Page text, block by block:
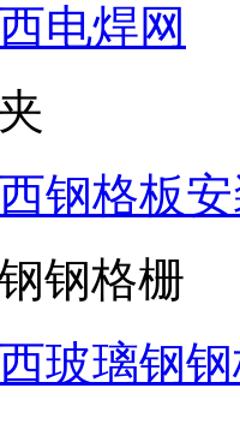
电焊网
钢格板
钢格栅
玻璃钢